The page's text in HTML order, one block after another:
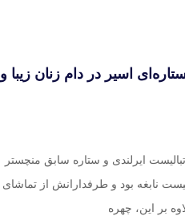
اسیر در دام زنان زیبا و
(2005-1946) فوتبالیست ایرلندی و ستاره سابق منچستر
نابغه بود و طرفدارانش از تماشای
بر این، چهره